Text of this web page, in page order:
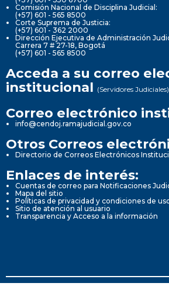
Comisión Nacional de Disciplina Judicial:
(+57) 601 - 565 8500
Corte Suprema de Justicia:
(+57) 601 - 362 2000
Dirección Ejecutiva de Administración
Carrera 7 # 27-18, Bogotá
(+57) 601 - 565 8500
Acceda a su correo
institucional (Servidores Judiciales)
Correo electrónico
info@cendoj.ramajudicial.gov.co
Otros Correos
Directorio de Correos Electrónicos
Enlaces de interés:
Cuentas de correo para Notificaciones
Mapa del sitio
Políticas de privacidad y condiciones de
Sitio de atención al usuario
Transparencia y Acceso a la información